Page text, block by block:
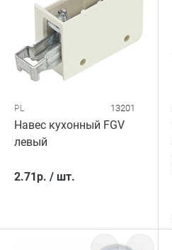
PL 13201
Навес кухонный FGV
левый
2.71р. / шт.